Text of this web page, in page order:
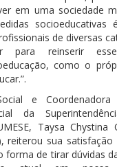
em uma sociedade
socioeducativas
de diversas
para reinserir
como o
e
da
Taysa
reiterou sua
forma de tirar dúvidas